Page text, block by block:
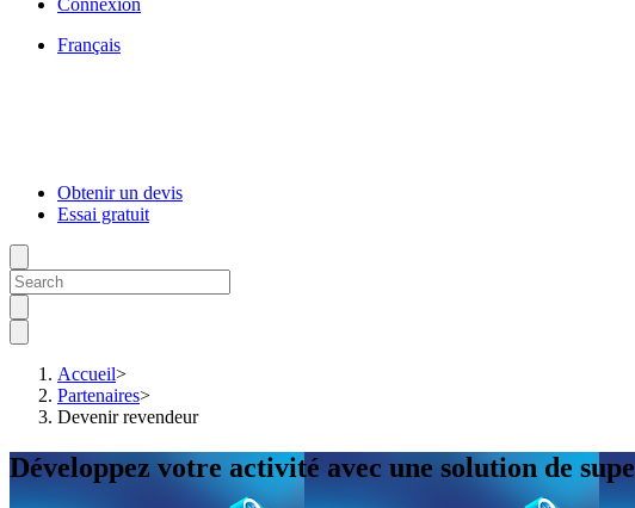
Connexion
Français
Obtenir un devis
Essai gratuit
Accueil>
Partenaires>
Devenir revendeur
Développez votre activité avec une solution de